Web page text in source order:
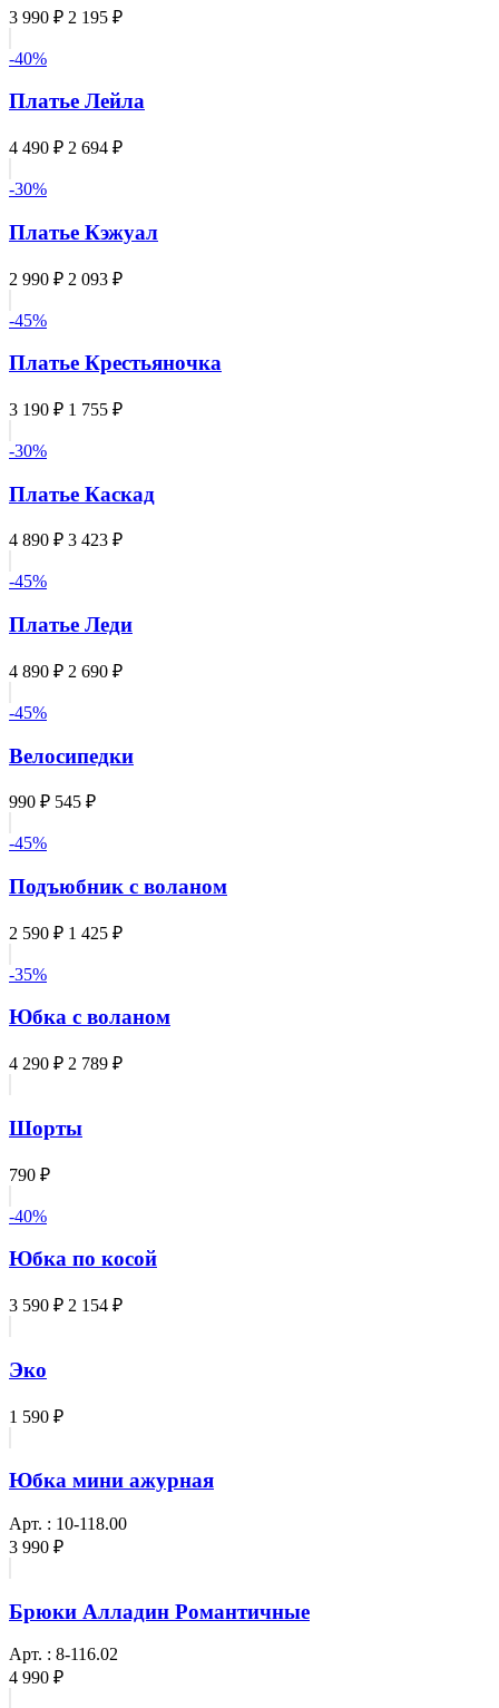
3 990 ₽ 2 195 ₽
-40%
Платье Лейла
4 490 ₽ 2 694 ₽
-30%
Платье Кэжуал
2 990 ₽ 2 093 ₽
-45%
Платье Крестьяночка
3 190 ₽ 1 755 ₽
-30%
Платье Каскад
4 890 ₽ 3 423 ₽
-45%
Платье Леди
4 890 ₽ 2 690 ₽
-45%
Велосипедки
990 ₽ 545 ₽
-45%
Подъюбник с воланом
2 590 ₽ 1 425 ₽
-35%
Юбка с воланом
4 290 ₽ 2 789 ₽
Шорты
790 ₽
-40%
Юбка по косой
3 590 ₽ 2 154 ₽
Эко
1 590 ₽
Юбка мини ажурная
Арт. : 10-118.00
3 990 ₽
Брюки Алладин Романтичные
Арт. : 8-116.02
4 990 ₽